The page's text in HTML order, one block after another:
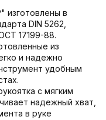
изготовлены в
DIN 5262,
17199-88.
из
и надежно
удобным
с мягким
надежный хват,
в руке